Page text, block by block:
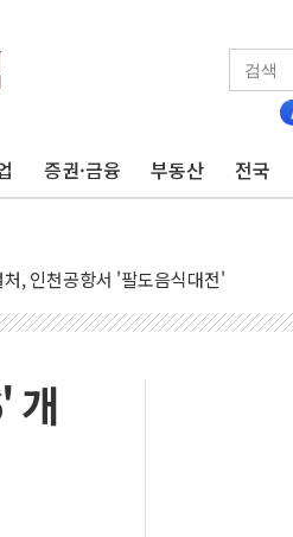
증권·금융 부동산 전국
숨 고르기…매출 16% 늘고 영업이익
그재그, '직잭뷰티 페스타'…최대 91%
취약계층 위해 53억원 상당 통큰 기부
이떡 제조업 '생계형 적합업종' 재지
李, 오늘 부동산 2차 회의 外
창구 된 '트래블카드'…휴가철 넘어 장
개